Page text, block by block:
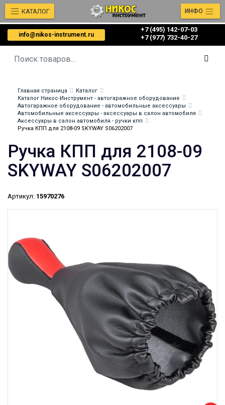
info@nikos-instrument.ru
+7 (495) 142-07-03
‎‎+7 (977) 732-40-27
КАТАЛОГ ИНФО
Главная страница
Каталог
Каталог Никос-Инструмент - автогаражное оборудование
Автогаражное оборудование - автомобильные аксессуары
Автомобильные аксессуары - аксессуары в салон автомобиля
Аксессуары в салон автомобиля - ручки кпп
Ручка КПП для 2108-09 SKYWAY S06202007
Ручка КПП для 2108-09
SKYWAY S06202007
Артикул: 15970276